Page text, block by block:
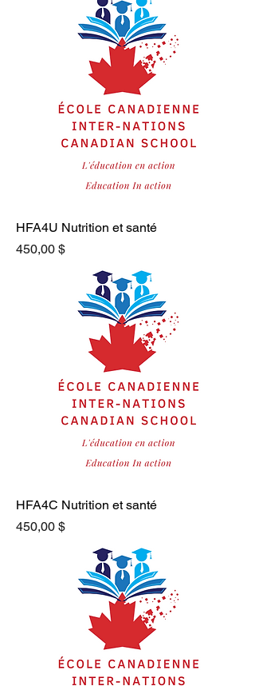
HFA4U Nutrition et santé
Prix
450,00 $
HFA4C Nutrition et santé
Prix
450,00 $